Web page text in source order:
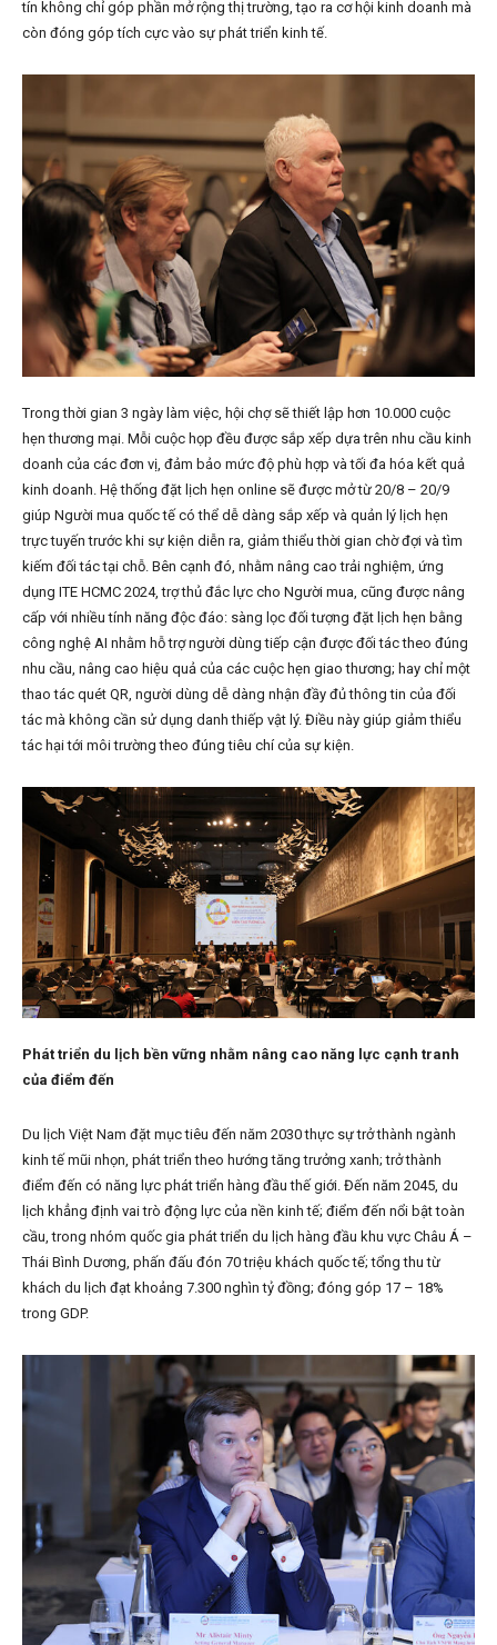
tín không chỉ góp phần mở rộng thị trường, tạo ra cơ hội kinh doanh mà
còn đóng góp tích cực vào sự phát triển kinh tế.
Trong thời gian 3 ngày làm việc, hội chợ sẽ thiết lập hơn 10.000 cuộc
hẹn thương mại. Mỗi cuộc họp đều được sắp xếp dựa trên nhu cầu kinh
doanh của các đơn vị, đảm bảo mức độ phù hợp và tối đa hóa kết quả
kinh doanh. Hệ thống đặt lịch hẹn online sẽ được mở từ 20/8 – 20/9
giúp Người mua quốc tế có thể dễ dàng sắp xếp và quản lý lịch hẹn
trực tuyến trước khi sự kiện diễn ra, giảm thiểu thời gian chờ đợi và tìm
kiếm đối tác tại chỗ. Bên cạnh đó, nhằm nâng cao trải nghiệm, ứng
dụng ITE HCMC 2024, trợ thủ đắc lực cho Người mua, cũng được nâng
cấp với nhiều tính năng độc đáo: sàng lọc đối tượng đặt lịch hẹn bằng
công nghệ AI nhằm hỗ trợ người dùng tiếp cận được đối tác theo đúng
nhu cầu, nâng cao hiệu quả của các cuộc hẹn giao thương; hay chỉ một
thao tác quét QR, người dùng dễ dàng nhận đầy đủ thông tin của đối
tác mà không cần sử dụng danh thiếp vật lý. Điều này giúp giảm thiểu
tác hại tới môi trường theo đúng tiêu chí của sự kiện.
Phát triển du lịch bền vững nhằm nâng cao năng lực cạnh tranh
của điểm đến
Du lịch Việt Nam đặt mục tiêu đến năm 2030 thực sự trở thành ngành
kinh tế mũi nhọn, phát triển theo hướng tăng trưởng xanh; trở thành
điểm đến có năng lực phát triển hàng đầu thế giới. Đến năm 2045, du
lịch khẳng định vai trò động lực của nền kinh tế; điểm đến nổi bật toàn
cầu, trong nhóm quốc gia phát triển du lịch hàng đầu khu vực Châu Á –
Thái Bình Dương, phấn đấu đón 70 triệu khách quốc tế; tổng thu từ
khách du lịch đạt khoảng 7.300 nghìn tỷ đồng; đóng góp 17 – 18%
trong GDP.